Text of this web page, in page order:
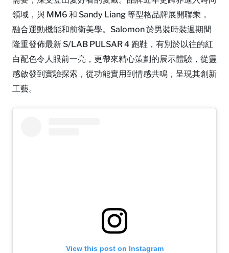
領域，與 MM6 和 Sandy Liang 等型格品牌展開聯乘，
融合運動機能和前衛美學。Salomon 於男裝時裝週期間
隆重發佈最新 S/LAB PULSAR 4 跑鞋，有別於以往的紅
白配色令人眼前一亮，更帶來精心策劃的展示體驗，從靈
感啟發到實驗探索，從功能實用到情感共鳴，呈現其創新
工藝。
View this post on Instagram